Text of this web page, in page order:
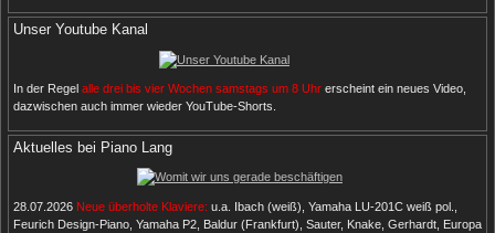
Unser Youtube Kanal
In der Regel alle drei bis vier Wochen samstags um 8 Uhr erscheint ein neues Video,
dazwischen auch immer wieder YouTube-Shorts.
Aktuelles bei Piano Lang
28.07.2026 Neue überholte Klaviere: u.a. Ibach (weiß), Yamaha LU-201C weiß pol.,
Feurich Design-Piano, Yamaha P2, Baldur (Frankfurt), Sauter, Knake, Gerhardt, Europa